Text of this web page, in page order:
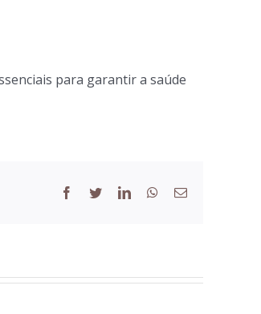
para garantir a saúde
Facebook
TwitterLinkedInWhatsApp
Email